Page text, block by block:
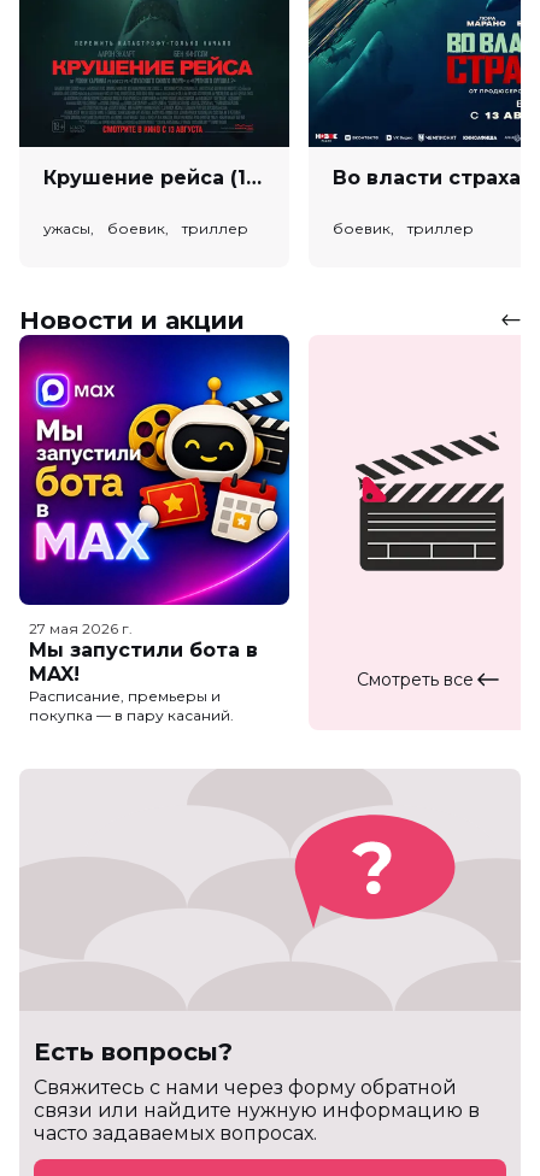
Крушение рейса (18+)
ужасы, боевик, триллер боевик, триллер
Новости и акции
27 мая 2026 г.
Мы запустили бота в
MAX!
Расписание, премьеры и
покупка — в пару касаний.
Смотреть все
Есть вопросы?
Cвяжитесь с нами через форму обратной
связи или найдите нужную информацию в
часто задаваемых вопросах.